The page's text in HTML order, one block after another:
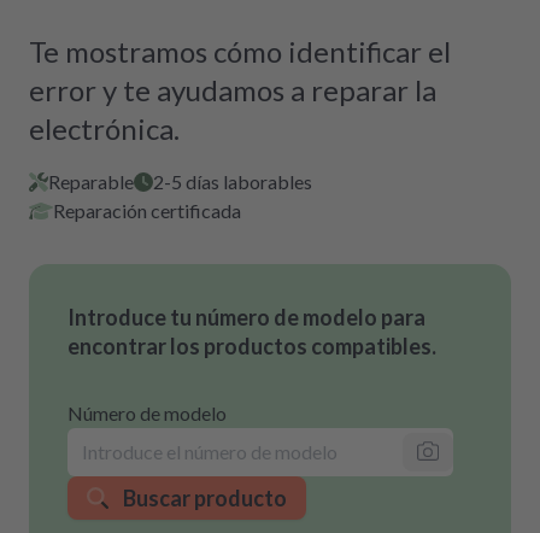
Te mostramos cómo identificar el
error y te ayudamos a reparar la
electrónica.
Reparable
2-5 días laborables
Reparación certificada
Introduce tu número de modelo para
encontrar los productos compatibles.
Número de modelo
Buscar producto